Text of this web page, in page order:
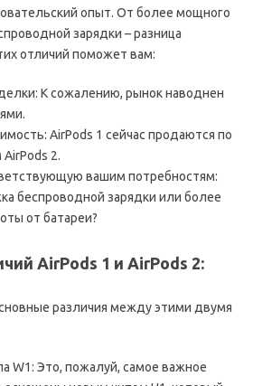
опыт. От более мощного
зарядки – разница
отличий поможет вам:
К сожалению, рынок наводнен
AirPods 1 сейчас продаются по
2.
вашим потребностям:
беспроводной зарядки или более
от батареи?
AirPods 1 и AirPods 2:
различия между этими двумя
W1: Это, пожалуй, самое важное